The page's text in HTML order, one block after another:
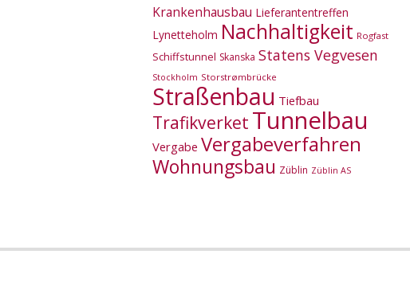
Krankenhausbau Lieferantentreffen
Lynetteholm Nachhaltigkeit Rogfast
Schiffstunnel Skanska Statens Vegvesen
Stockholm Storstrømbrücke
Straßenbau Tiefbau
Trafikverket Tunnelbau
Vergabe Vergabeverfahren
Wohnungsbau Züblin Züblin AS